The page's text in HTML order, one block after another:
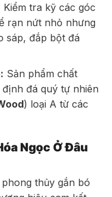
Kiểm tra kỹ các góc
rạn nứt nhỏ nhưng
sáp, đắp bột đá
Sản phẩm chất
đá quý tự nhiên
) loại A từ các
Ngọc Ở Đâu
thủy gắn bó